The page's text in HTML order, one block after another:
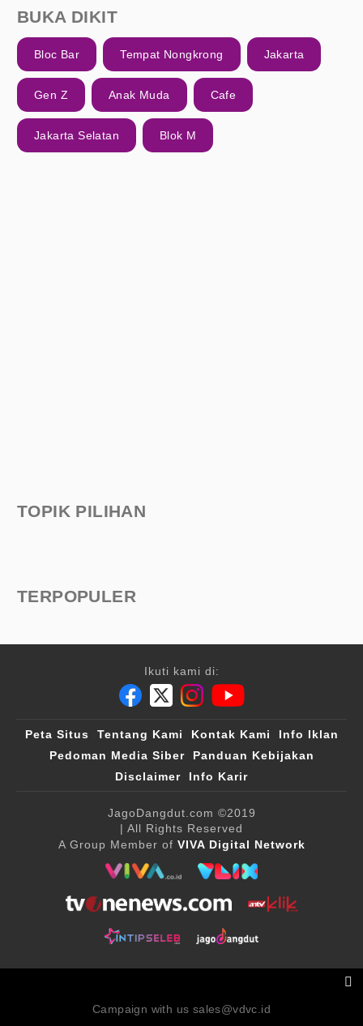
BUKA DIKIT
Bloc Bar Tempat Nongkrong Jakarta
Gen Z Anak Muda Cafe
Jakarta Selatan Blok M
TOPIK PILIHAN
TERPOPULER
Ikuti kami di:
Peta Situs Tentang Kami Kontak Kami
Info Iklan
Pedoman Media Siber
Panduan Kebijakan
Disclaimer
Info Karir
JagoDangdut.com ©2019
| All Rights Reserved
A Group Member of VIVA Digital Network
